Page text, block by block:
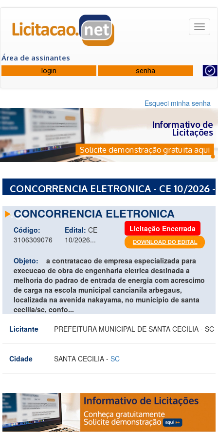
Área de assinantes
Esqueci minha senha
Informativo de
Licitações
Solicite demonstração gratuita aqui
CONCORRENCIA ELETRONICA - CE 10/2026 -
- SC
CONCORRENCIA ELETRONICA
Código:
3106309076
Edital: CE
10/2026...
Licitação Encerrada
Objeto:
a contratacao de empresa especializada para
execucao de obra de engenharia eletrica destinada a
melhoria do padrao de entrada de energia com acrescimo
de carga na escola municipal cancianila arbegaus,
localizada na avenida nakayama, no municipio de santa
cecilia/sc, confo...
Licitante
PREFEITURA MUNICIPAL DE SANTA CECILIA - SC
Cidade SANTA CECILIA - SC